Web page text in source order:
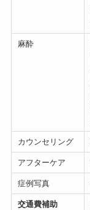
麻酔
カウンセリング
アフターケア
症例写真
交通費補助